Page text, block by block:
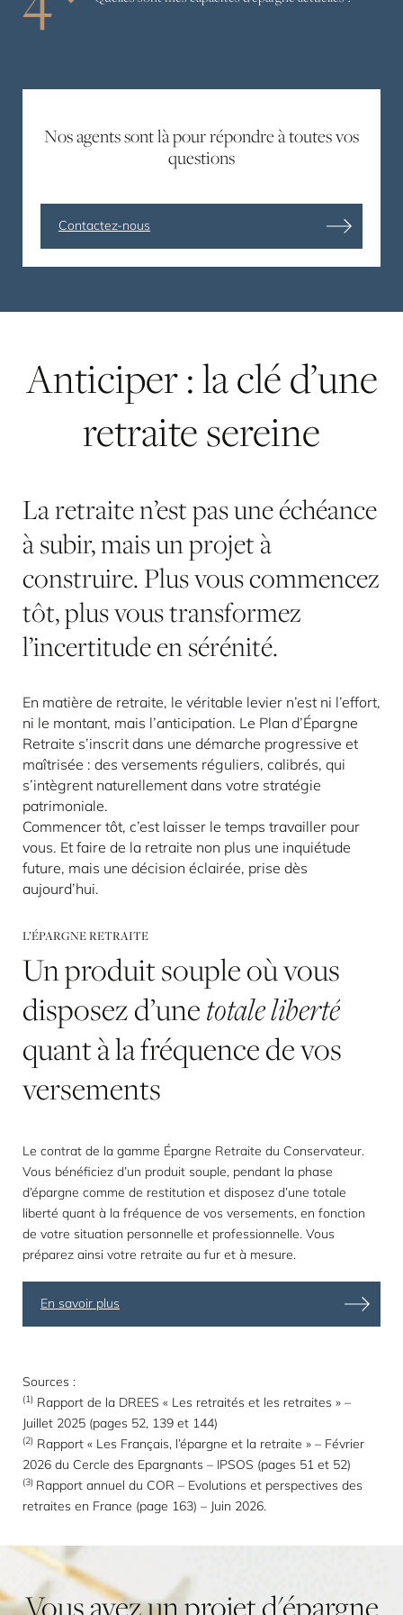
Nos agents sont là pour répondre à toutes vos
questions
Contactez-nous
Anticiper:lacléd’une
retraitesereine
La retraite n’est pas une échéance
à subir, mais un projet à
construire. Plus vous commencez
tôt, plus vous transformez
l’incertitude en sérénité.
En matière de retraite, le véritable levier n’est ni l’effort,
ni le montant, mais l’anticipation. Le Plan d’Épargne
Retraite s’inscrit dans une démarche progressive et
maîtrisée : des versements réguliers, calibrés, qui
s’intègrent naturellement dans votre stratégie
patrimoniale.
Commencer tôt, c’est laisser le temps travailler pour
vous. Et faire de la retraite non plus une inquiétude
future, mais une décision éclairée, prise dès
aujourd’hui.
L’ÉPARGNE RETRAITE
Unproduitsoupleoùvous
disposezd’unetotale liberté
quantàlafréquencedevos
versements
Le contrat de la gamme Épargne Retraite du Conservateur.
Vous bénéficiez d’un produit souple, pendant la phase
d’épargne comme de restitution et disposez d’une totale
liberté quant à la fréquence de vos versements, en fonction
de votre situation personnelle et professionnelle. Vous
préparez ainsi votre retraite au fur et à mesure.
En savoir plus
Sources :
(1) Rapport de la DREES « Les retraités et les retraites » –
Juillet 2025 (pages 52, 139 et 144)
(2) Rapport « Les Français, l’épargne et la retraite » – Février
2026 du Cercle des Epargnants – IPSOS (pages 51 et 52)
(3) Rapport annuel du COR – Evolutions et perspectives des
retraites en France (page 163) – Juin 2026.